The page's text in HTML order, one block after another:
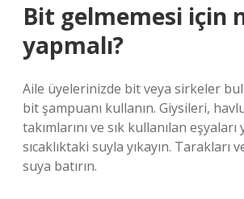
Bit gelmemesi için
yapmalı?
Aile üyelerinizde bit veya sirkeler
bit şampuanı kullanın. Giysileri,
takımlarını ve sık kullanılan
sıcaklıktaki suyla yıkayın. Tarakları
suya batırın.